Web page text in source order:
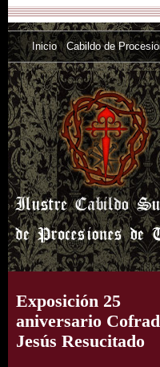
Inicio Cabildo de
Exposición 25
aniversario
Jesús Resucitado